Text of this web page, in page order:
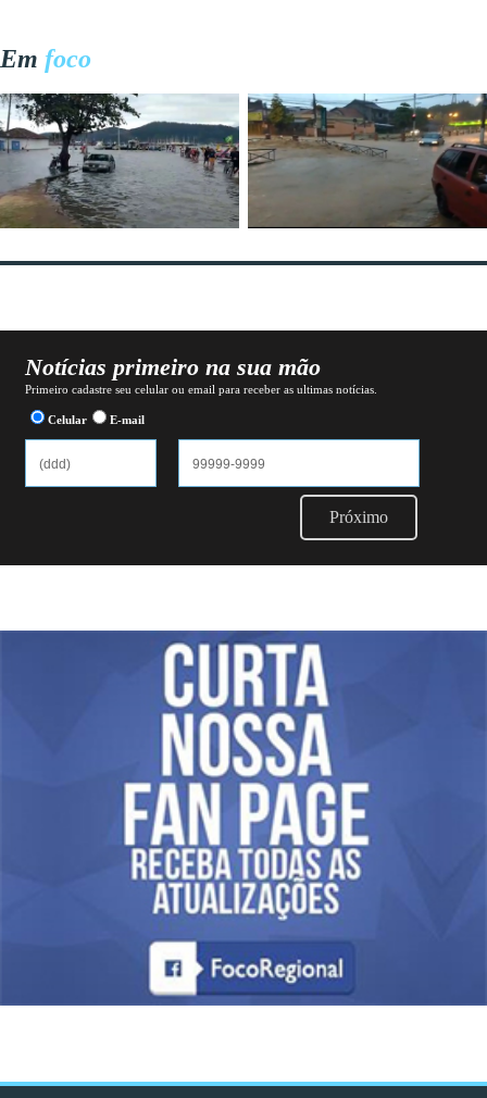
Em foco
Notícias primeiro na sua mão
Primeiro cadastre seu celular ou email para receber as ultimas notícias.
Celular E-mail
Próximo